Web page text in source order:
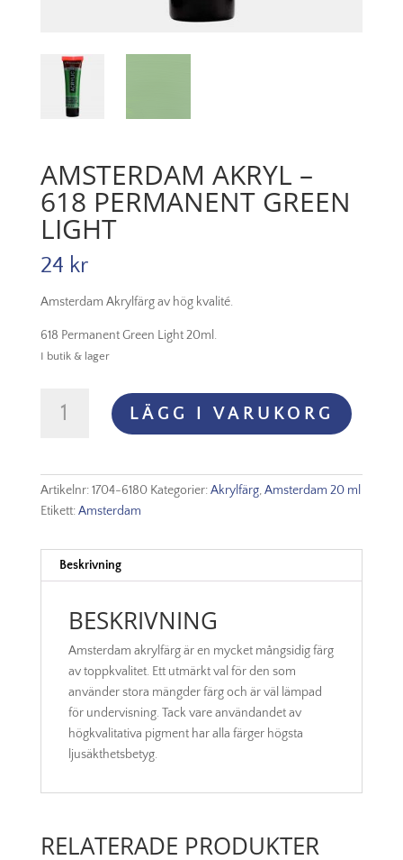
AMSTERDAM AKRYL –
618 PERMANENT GREEN
LIGHT
24 kr
Amsterdam Akrylfärg av hög kvalité.
618 Permanent Green Light 20ml.
I butik & lager
Akryl
LÄGG I VARUKORG
Artikelnr:1704-6180 Kategorier:Akrylfärg,Amsterdam 20 ml
Etikett:Amsterdam
Beskrivning
BESKRIVNING
Amsterdam akrylfärg är en mycket mångsidig färg
av toppkvalitet. Ett utmärkt val för den som
använder stora mängder färg och är väl lämpad
för undervisning. Tack vare användandet av
högkvalitativa pigment har alla färger högsta
ljusäkthetsbetyg.
RELATERADE PRODUKTER